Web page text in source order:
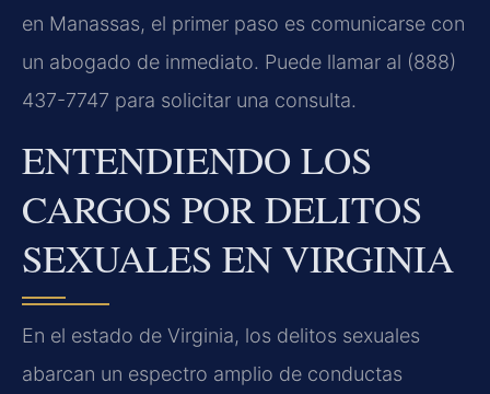
en Manassas, el primer paso es comunicarse con
un abogado de inmediato. Puede llamar al (888)
437-7747 para solicitar una consulta.
ENTENDIENDO LOS
CARGOS POR DELITOS
SEXUALES EN VIRGINIA
En el estado de Virginia, los delitos sexuales
abarcan un espectro amplio de conductas